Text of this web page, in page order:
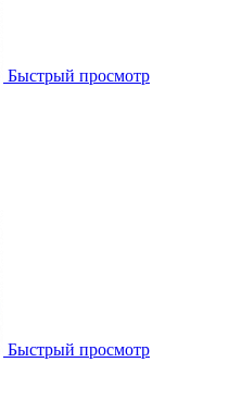
Быстрый просмотр
Быстрый просмотр